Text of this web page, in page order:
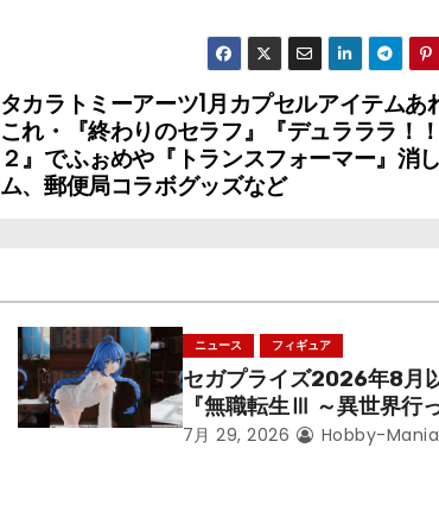
タカラトミーアーツ1月カプセルアイテムあ
これ・『終わりのセラフ』『デュラララ！
２』でふぉめや『トランスフォーマー』消
ム、郵便局コラボグッズなど
ニュース フィギュア
セガプライズ2026年8月
『無職転生Ⅲ ～異世界行
本気だす～』から「ロキ
7月 29, 2026 Hobby-